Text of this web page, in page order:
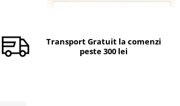
Transport Gratuit la comenzi
peste 300 lei